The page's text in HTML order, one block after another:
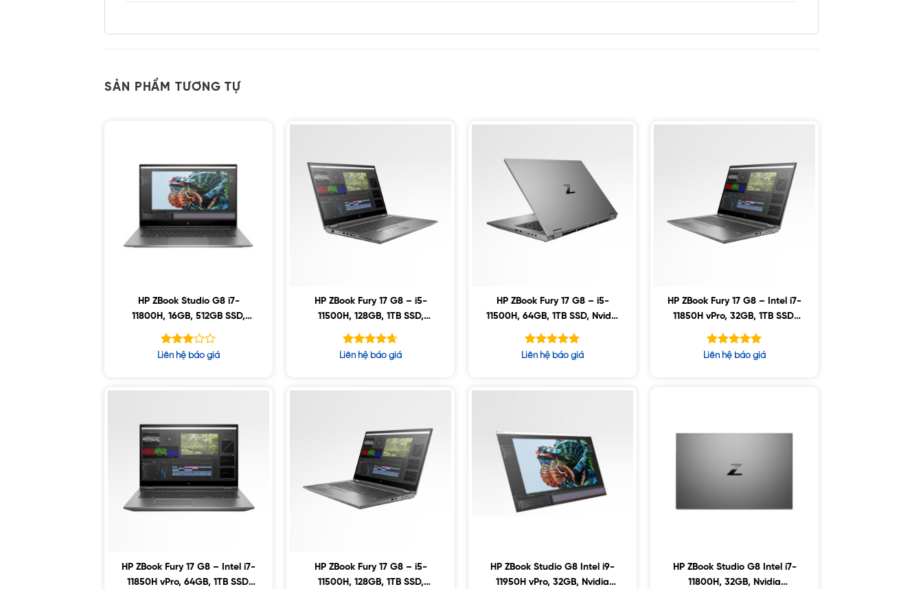
SẢN PHẨM TƯƠNG TỰ
HP ZBook Studio G8 i7-
11800H, 16GB, 512GB SSD,
Nvidia RTX3070 8GB, 15.6″ 4K
UHD, Win10
Được
Liên hệ báo giá
HP ZBook Fury 17 G8 – i5-
11500H, 128GB, 1TB SSD,
Nvidia A2000 4GB, 17.3″ UHD,
Win10
Được xếp
Liên hệ báo giá
HP ZBook Fury 17 G8 – i5-
11500H, 64GB, 1TB SSD, Nvidia
A3000 6GB, 17.3″ UHD, Win10
Được xếp
Liên hệ báo giá
HP ZBook Fury 17 G8 – Intel i7-
11850H vPro, 32GB, 1TB SSD,
Nvidia A4000 8GB, 17.3″ UHD,
Win10
Được xếp
Liên hệ báo giá
HP ZBook Fury 17 G8 – Intel i7-
11850H vPro, 64GB, 1TB SSD,
HP ZBook Fury 17 G8 – i5-
11500H, 128GB, 1TB SSD,
HP ZBook Studio G8 Intel i9-
11950H vPro, 32GB, Nvidia
HP ZBook Studio G8 Intel i7-
11800H, 32GB, Nvidia